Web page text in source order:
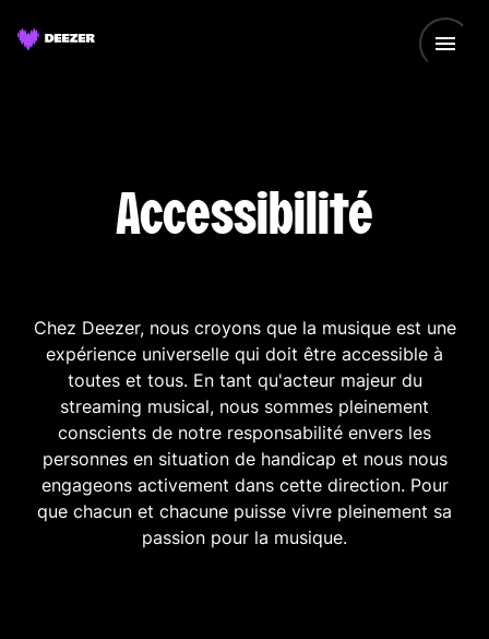
Accessibilité
Chez Deezer, nous croyons que la musique est une
expérience universelle qui doit être accessible à
toutes et tous. En tant qu'acteur majeur du
streaming musical, nous sommes pleinement
conscients de notre responsabilité envers les
personnes en situation de handicap et nous nous
engageons activement dans cette direction. Pour
que chacun et chacune puisse vivre pleinement sa
passion pour la musique.